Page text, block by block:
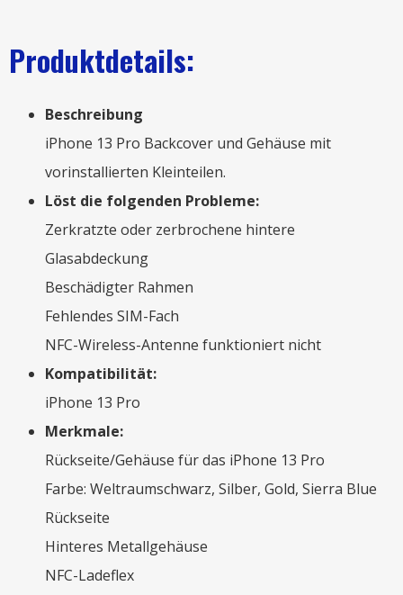
Produktdetails:
Beschreibung
iPhone 13 Pro Backcover und Gehäuse mit
vorinstallierten Kleinteilen.
Löst die folgenden Probleme:
Zerkratzte oder zerbrochene hintere
Glasabdeckung
Beschädigter Rahmen
Fehlendes SIM-Fach
NFC-Wireless-Antenne funktioniert nicht
Kompatibilität:
iPhone 13 Pro
Merkmale:
Rückseite/Gehäuse für das iPhone 13 Pro
Farbe: Weltraumschwarz, Silber, Gold, Sierra Blue
Rückseite
Hinteres Metallgehäuse
NFC-Ladeflex